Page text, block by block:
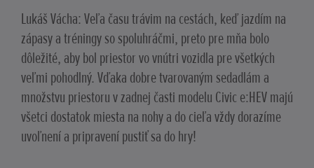
Lukáš Vácha: Veľa času trávim na cestách, keď jazdím na
zápasy a tréningy so spoluhráčmi, preto pre mňa bolo
dôležité, aby bol priestor vo vnútri vozidla pre všetkých
veľmi pohodlný. Vďaka dobre tvarovaným sedadlám a
množstvu priestoru v zadnej časti modelu Civic e:HEV majú
všetci dostatok miesta na nohy a do cieľa vždy dorazíme
uvoľnení a pripravení pustiť sa do hry!